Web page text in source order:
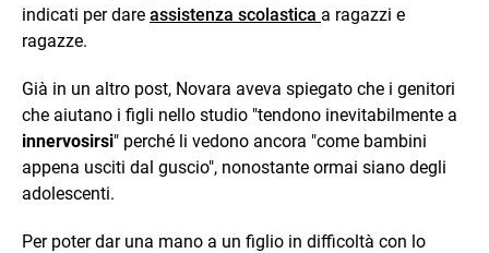
indicati per dare assistenza scolastica a ragazzi e
ragazze.
Già in un altro post, Novara aveva spiegato che i genitori
che aiutano i figli nello studio "tendono inevitabilmente a
innervosirsi" perché li vedono ancora "come bambini
appena usciti dal guscio", nonostante ormai siano degli
adolescenti.
Per poter dar una mano a un figlio in difficoltà con lo